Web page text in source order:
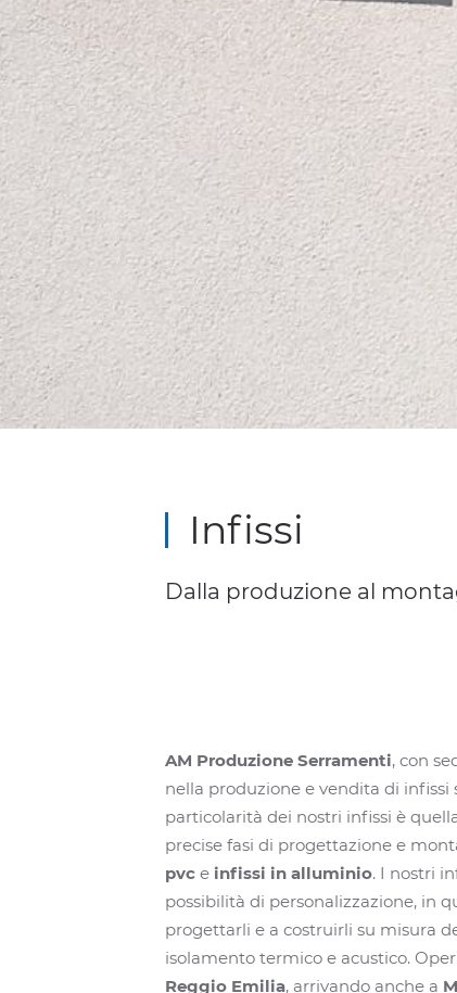
Infissi
Dalla produzione al
AM Produzione Serramenti, con
nella produzione e vendita di
particolarità dei nostri infissi è
precise fasi di progettazione e
pvc e infissi in alluminio. I nostri
possibilità di personalizzazione, in
progettarli e a costruirli su misura
isolamento termico e acustico.
Reggio Emilia, arrivando anche a